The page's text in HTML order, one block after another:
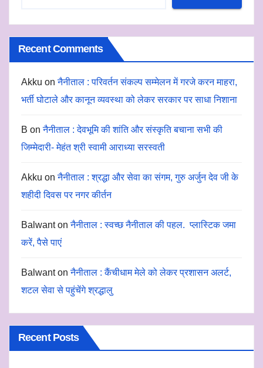
Recent Comments
Akku onनैनीताल : परिवर्तन संकल्प सम्मेलन में गरजे करन माहरा,
भर्ती घोटाले और कानून व्यवस्था को लेकर सरकार पर साधा निशाना
B onनैनीताल : देवभूमि की शांति और संस्कृति बचाना सभी की
जिम्मेदारी- मेहंत श्री स्वामी आराध्या सरस्वती
Akku onनैनीताल : श्रद्धा और सेवा का संगम, गुरु अर्जुन देव जी के
शहीदी दिवस पर नगर कीर्तन
Balwantonनैनीताल : स्वच्छ नैनीताल की पहल. प्लास्टिक जमा
करें, पैसे पाएं
Balwantonनैनीताल : कैंचीधाम मेले को लेकर प्रशासन अलर्ट,
शटल सेवा से पहुंचेंगे श्रद्धालु
Recent Posts